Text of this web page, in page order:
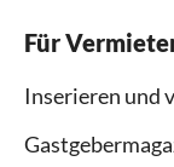
Für
Inserieren und